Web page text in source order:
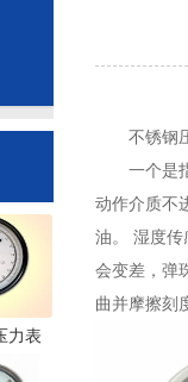
力表
不锈钢
一个是
动作介质不
油。 湿度
会变差，弹
曲并摩擦刻